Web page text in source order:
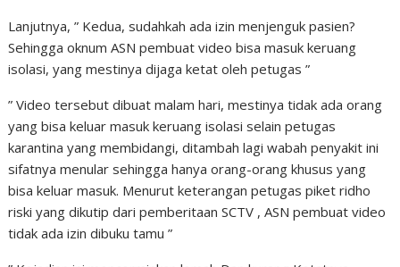
Lanjutnya, ” Kedua, sudahkah ada izin menjenguk pasien?
Sehingga oknum ASN pembuat video bisa masuk keruang
isolasi, yang mestinya dijaga ketat oleh petugas ”
” Video tersebut dibuat malam hari, mestinya tidak ada orang
yang bisa keluar masuk keruang isolasi selain petugas
karantina yang membidangi, ditambah lagi wabah penyakit ini
sifatnya menular sehingga hanya orang-orang khusus yang
bisa keluar masuk. Menurut keterangan petugas piket ridho
riski yang dikutip dari pemberitaan SCTV , ASN pembuat video
tidak ada izin dibuku tamu ”